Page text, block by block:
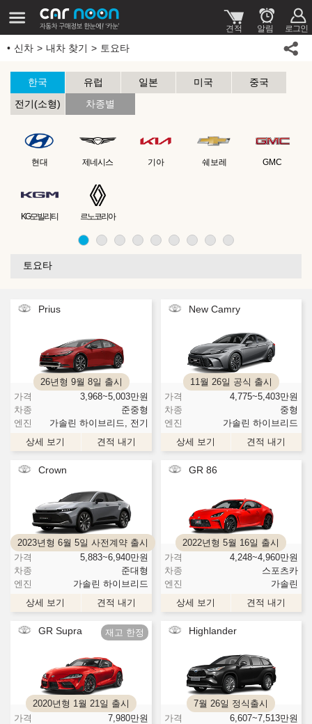
신차 내차 찾기 토요타
한국 유럽 일본 미국
중국
전기(소형)
차종별
현대 제네시스 기아 쉐보레 GMC
KG모빌리티 르노코리아
토요타
Prius
26년형 9월 8일 출시
가격
3,968~5,003만원
차종
준중형
엔진
가솔린 하이브리드, 전기
상세 보기
견적 내기
New Camry
11월 26일 공식 출시
가격
4,775~5,403만원
차종
중형
엔진
가솔린 하이브리드
상세 보기
견적 내기
Crown
2023년형 6월 5일 사전계약 출시
가격
5,883~6,940만원
차종
준대형
엔진
가솔린 하이브리드
상세 보기
견적 내기
GR 86
2022년형 5월 16일 출시
가격
4,248~4,960만원
차종
스포츠카
엔진
가솔린
상세 보기
견적 내기
GR Supra
2020년형 1월 21일 출시
가격
7,980만원
Highlander
7월 26일 정식출시
가격
6,607~7,513만원